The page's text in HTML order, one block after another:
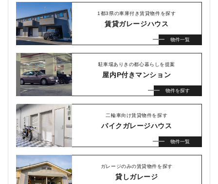
1都3県の車庫付き賃貸物件を探す
賃貸ガレージハウス
物件一覧
駐車場ありきの都心暮らしを提案
屋内P付きマンション
物件を探す
二輪車向け賃貸物件を探す
バイクガレージハウス
物件一覧
ガレージのみの賃貸物件を探す
貸しガレージ